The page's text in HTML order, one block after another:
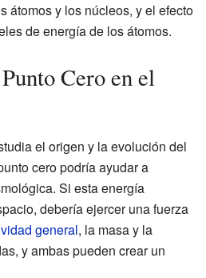
átomos y los núcleos, y el efecto
de energía de los átomos.
Cero en el
el origen y la evolución del
cero podría ayudar a
Si esta energía
debería ejercer una fuerza
general, la masa y la
y ambas pueden crear un